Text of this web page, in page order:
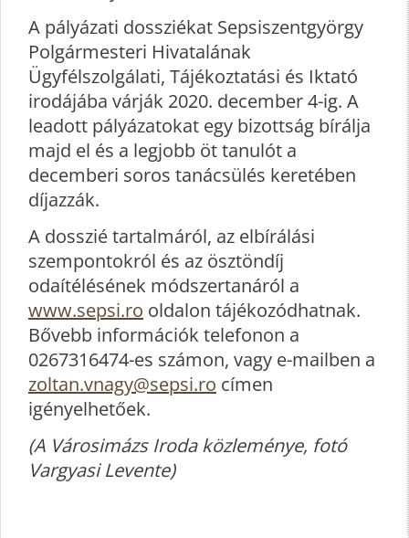
A pályázati dossziékat Sepsiszentgyörgy
Polgármesteri Hivatalának
Ügyfélszolgálati, Tájékoztatási és Iktató
irodájába várják 2020. december 4-ig. A
leadott pályázatokat egy bizottság bírálja
majd el és a legjobb öt tanulót a
decemberi soros tanácsülés keretében
díjazzák.
A dosszié tartalmáról, az elbírálási
szempontokról és az ösztöndíj
odaítélésének módszertanáról a
www.sepsi.ro oldalon tájékozódhatnak.
Bővebb információk telefonon a
0267316474-es számon, vagy e-mailben a
zoltan.vnagy@sepsi.ro címen
igényelhetőek.
(A Városimázs Iroda közleménye, fotó
Vargyasi Levente)